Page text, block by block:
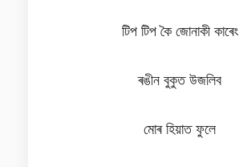
টিপ টিপ কৈ জোনাকী কাৰেং
ৰঙীন বুকুত উজলিব
মোৰ হিয়াত ফুলে